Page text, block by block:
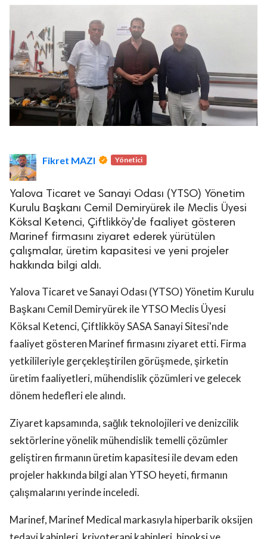
Fikret MAZI Yönetici
Yalova Ticaret ve Sanayi Odası (YTSO) Yönetim
Kurulu Başkanı Cemil Demiryürek ile Meclis Üyesi
Köksal Ketenci, Çiftlikköy'de faaliyet gösteren
Marinef firmasını ziyaret ederek yürütülen
çalışmalar, üretim kapasitesi ve yeni projeler
hakkında bilgi aldı.
Yalova Ticaret ve Sanayi Odası (YTSO) Yönetim Kurulu
Başkanı Cemil Demiryürek ile YTSO Meclis Üyesi
Köksal Ketenci, Çiftlikköy SASA Sanayi Sitesi'nde
faaliyet gösteren Marinef firmasını ziyaret etti. Firma
yetkilileriyle gerçekleştirilen görüşmede, şirketin
üretim faaliyetleri, mühendislik çözümleri ve gelecek
dönem hedefleri ele alındı.
Ziyaret kapsamında, sağlık teknolojileri ve denizcilik
sektörlerine yönelik mühendislik temelli çözümler
geliştiren firmanın üretim kapasitesi ile devam eden
projeler hakkında bilgi alan YTSO heyeti, firmanın
çalışmalarını yerinde inceledi.
Marinef, Marinef Medical markasıyla hiperbarik oksijen